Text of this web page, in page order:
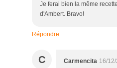
Je ferai bien la même
d'Ambert. Bravo!
Répondre
C Carmencita 16/